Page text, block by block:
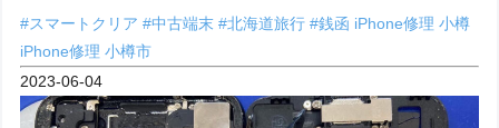
#スマートクリア#中古端末#北海道旅行#銭函 iPhone修理 小樽
iPhone修理 小樽市
2023-06-04